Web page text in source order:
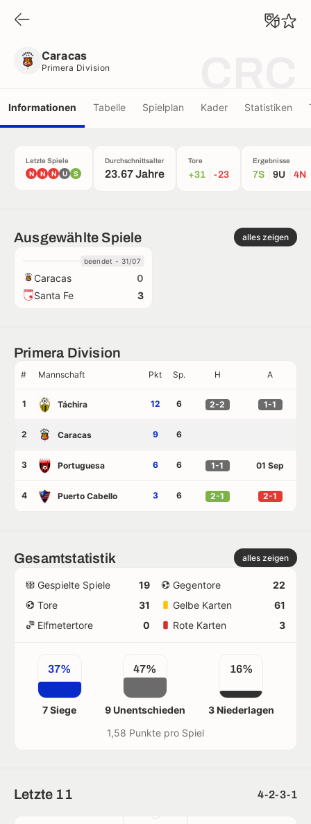
Caracas
Primera Division
Informationen Tabelle Spielplan Kader Statistiken
Letzte Spiele
N N N U S
Durchschnittsalter
23.67 Jahre
Tore
+31 -23
Ergebnisse
7S 9U 4N
Ausgewählte Spiele alles zeigen
beendet - 31/07
Caracas
0
Santa Fe
3
Primera Division
# Mannschaft Pkt Sp. H A
1 Táchira 12 6 2-2 1-1
2 Caracas 9 6
3 Portuguesa 6 6 1-1 01 Sep
4 Puerto Cabello 3 6 2-1 2-1
Gesamtstatistik alles zeigen
Gespielte Spiele 19 Gegentore
22
Tore
31 Gelbe Karten
61
Elfmetertore
0 Rote Karten 3
37%
7 Siege
47%
9 Unentschieden
16%
3 Niederlagen
1,58 Punkte pro Spiel
Letzte 11 4-2-3-1